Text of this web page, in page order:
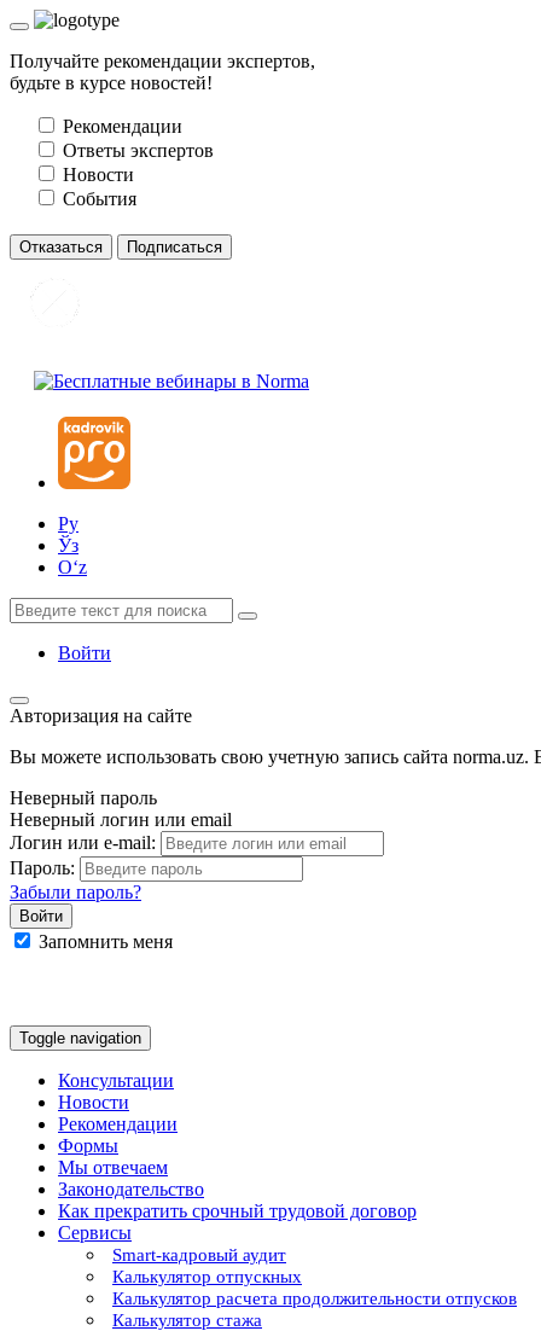
Получайте рекомендации экспертов,
будьте в курсе новостей!
Рекомендации
Ответы экспертов
Новости
События
Отказаться Подписаться
Ру
Ўз
Oʻz
Войти
Авторизация на сайте
Вы можете использовать свою учетную запись сайта norma.uz.
Неверный пароль
Неверный логин или email
Логин или e-mail:
Пароль:
Забыли пароль?
Запомнить меня
Toggle navigation
Консультации
Новости
Рекомендации
Формы
Мы отвечаем
Законодательство
Как прекратить срочный трудовой договор
Сервисы
Smart-кадровый аудит
Калькулятор отпускных
Калькулятор расчета продолжительности отпусков
Калькулятор стажа